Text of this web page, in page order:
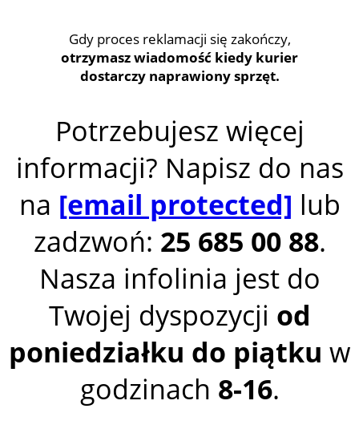
Gdy proces reklamacji się zakończy,
otrzymasz wiadomość kiedy kurier
dostarczy naprawiony sprzęt.
Potrzebujesz więcej
informacji? Napisz do nas
na [email protected] lub
zadzwoń: 25 685 00 88.
Nasza infolinia jest do
Twojej dyspozycji od
poniedziałku do piątku w
godzinach 8-16.